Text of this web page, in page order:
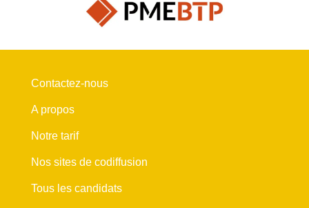
Contactez-nous
A propos
Notre tarif
Nos sites de codiffusion
Tous les candidats